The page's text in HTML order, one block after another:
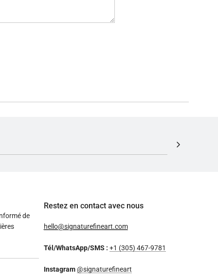
de
Restez en contact avec nous
hello@signaturefineart.com
Tél/WhatsApp/SMS : +1 (305) 467-9781
Instagram @signaturefineart